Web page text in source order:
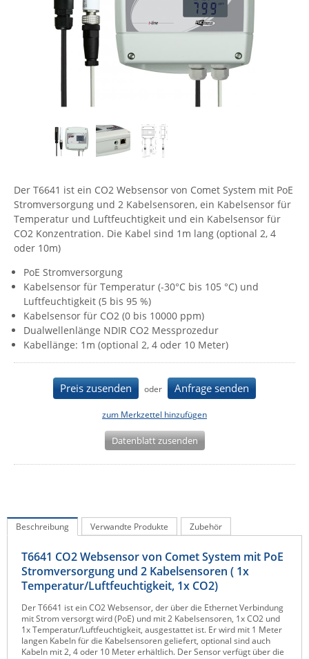
Energiemessung
Energieverteilung
IP, WLAN & GSM Sensorik
IoT - Internet of Things
IPC, Industrielle Netzwerktechnik & WLAN
Industrielle Netzwerktechnik / Kommunikation
Wi-Fi - WLAN - Wireless
IT Netzwerktechnik / Kommunikation
Comet System
Contemporary Controls
Enginko - mcf88
Gefen
Gude
Guntermann & Drunck
HW group
Icron
IEC Lock
Ihse
Kramer Electronics
Netio
PatchSee
Power Kingdom
Poynting
Raritan
Der T6641 ist ein CO2 Websensor von Comet System mit PoE
Stromversorgung und 2 Kabelsensoren, ein Kabelsensor für
Temperatur und Luftfeuchtigkeit und ein Kabelsensor für
CO2 Konzentration. Die Kabel sind 1m lang (optional 2, 4
oder 10m)
PoE Stromversorgung
Kabelsensor für Temperatur (-30°C bis 105 °C) und
Luftfeuchtigkeit (5 bis 95 %)
Kabelsensor für CO2 (0 bis 10000 ppm)
Dualwellenlänge NDIR CO2 Messprozedur
Kabellänge: 1m (optional 2, 4 oder 10 Meter)
Preis zusenden oder Anfrage senden
zum Merkzettel hinzufügen
Datenblatt zusenden
Beschreibung Verwandte Produkte Zubehör
T6641 CO2 Websensor von Comet System mit PoE
Stromversorgung und 2 Kabelsensoren ( 1x
Temperatur/Luftfeuchtigkeit, 1x CO2)
Der T6641 ist ein CO2 Websensor, der über die Ethernet Verbindung
mit Strom versorgt wird (PoE) und mit 2 Kabelsensoren, 1x CO2 und
1x Temperatur/Luftfeuchtigkeit, ausgestattet ist. Er wird mit 1 Meter
langen Kabeln für die Kabelsensoren geliefert, optional sind auch
Kabeln mit 2, 4 oder 10 Meter erhältlich. Der Sensor verfügt über die